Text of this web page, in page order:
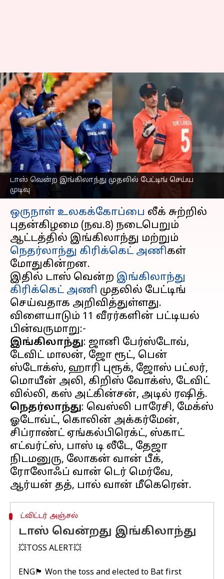
டாஸ் வென்ற இங்கிலாந்து முதலில் பேட்டிங் செய்ய
முடிவு
ENGvsNED ஒருநாள்
உலகக்கோப்பை : டாஸ்
வென்ற இங்கிலாந்து
முதலில் பேட்டிங் செய்ய
முடிவு
எழுதியவர் Sekar Chinnappan Nov 08, 2023 01:43 pm
செய்தி முன்னோட்டம்
ஒருநாள் உலகக்கோப்பை லீக் சுற்றில்
புதன்கிழமை (நவ.8) நடைபெறும்
ஆட்டத்தில் இங்கிலாந்து மற்றும்
நெதர்லாந்து கிரிக்கெட் அணிகள்
மோதுகின்றன.
இதில் டாஸ் வென்ற இங்கிலாந்து
கிரிக்கெட் அணி முதலில் பேட்டிங்
செய்வதாக அறிவித்துள்ளது.
விளையாடும் 11 வீரர்களின் பட்டியல்
இங்கிலாந்து: ஜானி பேர்ஸ்டோவ்,
டேவிட் மாலன், ஜோ ரூட், பென்
ஸ்டோக்ஸ், ஹாரி புரூக், ஜோஸ் பட்லர்,
மொயீன் அலி, கிறிஸ் வோக்ஸ், டேவிட்
நெதர்லாந்து: வெஸ்லி பாரேசி, மேக்ஸ்
ஓடோவ்ட், கொலின் அக்கர்மேன்,
சிப்ராண்ட் ஏங்கல்பிரெக்ட், ஸ்காட்
எட்வர்ட்ஸ், பாஸ் டி லீடே, தேஜா
நிடமனுரு, லோகன் வான் பீக்,
ரோலோஃப் வான் டெர் மெர்வே,
ட்விட்டர் அஞ்சல்
டாஸ் வென்றது இங்கிலாந்து
💥TOSS ALERT💥
ENG🏴󠁧󠁢󠁥󠁮󠁧󠁿 Won the toss and elected to Bat first